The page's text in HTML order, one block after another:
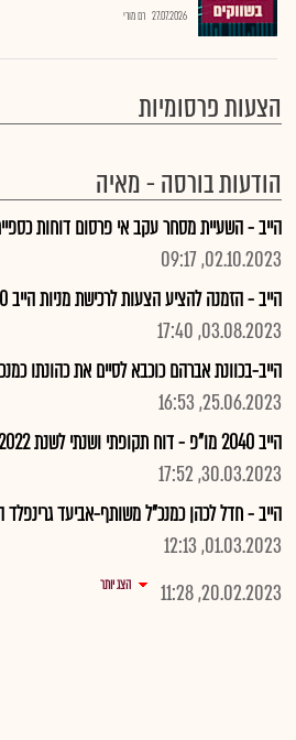
27.07.2026 רם מורי
הצעות פרסומיות
הודעות בורסה - מאיה
הייב - השעיית מסחר עקב אי פרסום דוחות כספיים ל-
02.10.2023, 09:17
הייב - הזמנה להציע הצעות לרכישת מניות הייב 2040 השקעות
03.08.2023, 17:40
הייב-בכוונת אברהם כוכבא לסיים את כהונתו
25.06.2023, 16:53
הייב 2040 מו"פ - דוח תקופתי ושנתי לשנת 2022
30.03.2023, 17:52
הייב - חדל לכהן כמנכ"ל משותף-אביעד גרינפלד החל
01.03.2023, 12:13
20.02.2023, 11:28
הצג יותר